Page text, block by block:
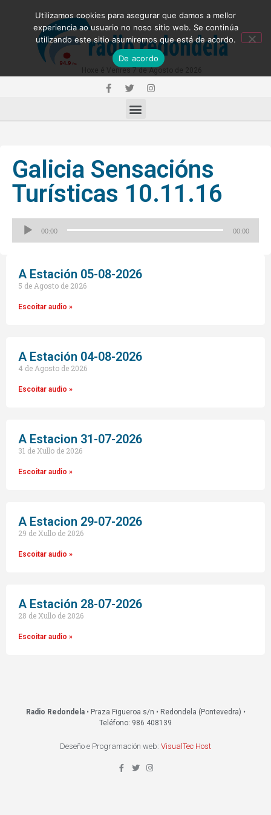
Galicia Sensacións
Turísticas 10.11.16
00:00 00:00
A Estación 05-08-2026
5 de Agosto de 2026
Escoitar audio »
A Estación 04-08-2026
4 de Agosto de 2026
Escoitar audio »
A Estacion 31-07-2026
31 de Xullo de 2026
Escoitar audio »
A Estacion 29-07-2026
29 de Xullo de 2026
Escoitar audio »
A Estación 28-07-2026
28 de Xullo de 2026
Escoitar audio »
Radio Redondela• Praza Figueroa s/n • Redondela (Pontevedra) •
Teléfono: 986 408139
Deseño e Programación web: VisualTec Host
Utilizamos cookies para asegurar que damos a mellor
experiencia ao usuario no noso sitio web. Se continúa
utilizando este sitio asumiremos que está de acordo.
De acordo